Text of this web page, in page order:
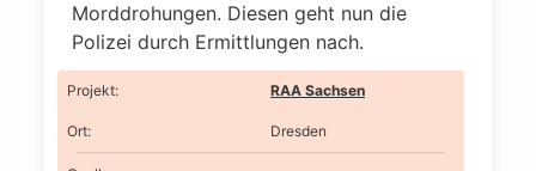
Morddrohungen. Diesen geht nun die
Polizei durch Ermittlungen nach.
Projekt: RAA Sachsen
Ort: Dresden